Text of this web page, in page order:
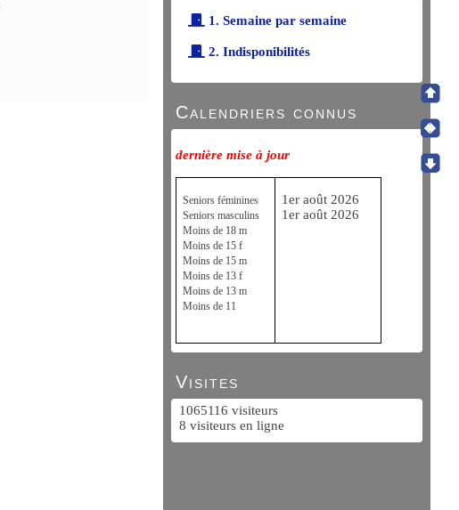
1. Semaine par semaine
2. Indisponibilités
Calendriers connus
dernière mise à jour
Seniors féminines
Seniors masculins
Moins de 18 m
Moins de 15 f
Moins de 15 m
Moins de 13 f
Moins de 13 m
Moins de 11
1er août 2026
1er août 2026
Visites
1065116 visiteurs
8 visiteurs en ligne